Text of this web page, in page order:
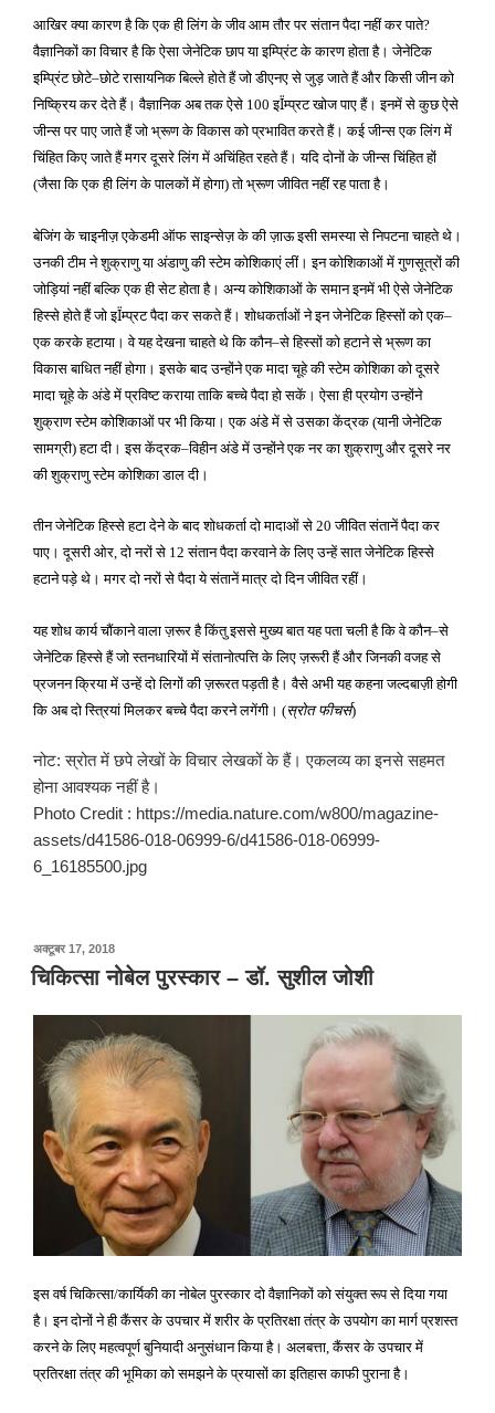
आखिर क्या कारण है कि एक ही लिंग के जीव आम तौर पर संतान पैदा नहीं कर पाते?
वैज्ञानिकों का विचार है कि ऐसा जेनेटिक छाप या इम्प्रिंट के कारण होता है। जेनेटिक
इम्प्रिंट छोटे–छोटे रासायनिक बिल्ले होते हैं जो डीएनए से जुड़ जाते हैं और किसी जीन को
निष्क्रिय कर देते हैं। वैज्ञानिक अब तक ऐसे 100इÏम्प्रट खोज पाए हैं। इनमें से कुछ ऐसे
जीन्स पर पाए जाते हैं जो भ्रूण के विकास को प्रभावित करते हैं। कई जीन्स एक लिंग में
चिंहित किए जाते हैं मगर दूसरे लिंग में अचिंहित रहते हैं। यदि दोनों के जीन्स चिंहित हों
(जैसा कि एक ही लिंग के पालकों में होगा)तो भ्रूण जीवित नहीं रह पाता है।
बेजिंग के चाइनीज़ एकेडमी ऑफ साइन्सेज़ के की ज़ाऊ इसी समस्या से निपटना चाहते थे।
उनकी टीम ने शुक्राणु या अंडाणु की स्टेम कोशिकाएं लीं। इन कोशिकाओं में गुणसूत्रों की
जोड़ियां नहीं बल्कि एक ही सेट होता है। अन्य कोशिकाओं के समान इनमें भी ऐसे जेनेटिक
हिस्से होते हैं जो इÏम्प्रट पैदा कर सकते हैं। शोधकर्ताओं ने इन जेनेटिक हिस्सों को एक–
एक करके हटाया। वे यह देखना चाहते थे कि कौन–से हिस्सों को हटाने से भ्रूण का
विकास बाधित नहीं होगा। इसके बाद उन्होंने एक मादा चूहे की स्टेम कोशिका को दूसरे
मादा चूहे के अंडे में प्रविष्ट कराया ताकि बच्चे पैदा हो सकें। ऐसा ही प्रयोग उन्होंने
शुक्राण स्टेम कोशिकाओं पर भी किया। एक अंडे में से उसका केंद्रक (यानी जेनेटिक
सामग्री)हटा दी। इस केंद्रक–विहीन अंडे में उन्होंने एक नर का शुक्राणु और दूसरे नर
की शुक्राणु स्टेम कोशिका डाल दी।
तीन जेनेटिक हिस्से हटा देने के बाद शोधकर्ता दो मादाओं से 20जीवित संतानें पैदा कर
पाए। दूसरी ओर,दो नरों से 12संतान पैदा करवाने के लिए उन्हें सात जेनेटिक हिस्से
हटाने पड़े थे। मगर दो नरों से पैदा ये संतानें मात्र दो दिन जीवित रहीं।
यह शोध कार्य चौंकाने वाला ज़रूर है किंतु इससे मुख्य बात यह पता चली है कि वे कौन–से
जेनेटिक हिस्से हैं जो स्तनधारियों में संतानोत्पत्ति के लिए ज़रूरी हैं और जिनकी वजह से
प्रजनन क्रिया में उन्हें दो लिगों की ज़रूरत पड़ती है। वैसे अभी यह कहना जल्दबाज़ी होगी
कि अब दो स्त्रियां मिलकर बच्चे पैदा करने लगेंगी। (स्रोत फीचर्स)
नोट: स्रोत में छपे लेखों के विचार लेखकों के हैं। एकलव्य का इनसे सहमत
होना आवश्यक नहीं है।
Photo Credit : https://media.nature.com/w800/magazine-
assets/d41586-018-06999-6/d41586-018-06999-
6_16185500.jpg
अक्टूबर 17, 2018पर
प्रकाशित
किया
चिकित्सा नोबेल पुरस्कार – डॉ. सुशील जोशी
इस वर्ष चिकित्सा/कार्यिकी का नोबेल पुरस्कार दो वैज्ञानिकों को संयुक्त रूप से दिया गया
है। इन दोनों ने ही कैंसर के उपचार में शरीर के प्रतिरक्षा तंत्र के उपयोग का मार्ग प्रशस्त
करने के लिए महत्वपूर्ण बुनियादी अनुसंधान किया है। अलबत्ता ,कैंसर के उपचार में
प्रतिरक्षा तंत्र की भूमिका को समझने के प्रयासों का इतिहास काफी पुराना है।